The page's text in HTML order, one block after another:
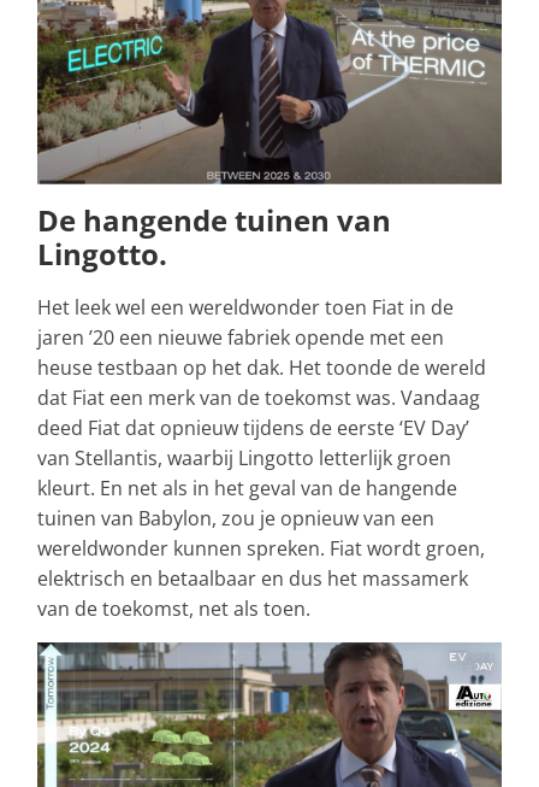
De hangende tuinen van
Lingotto.
Het leek wel een wereldwonder toen Fiat in de
jaren ’20 een nieuwe fabriek opende met een
heuse testbaan op het dak. Het toonde de wereld
dat Fiat een merk van de toekomst was. Vandaag
deed Fiat dat opnieuw tijdens de eerste ‘EV Day’
van Stellantis, waarbij Lingotto letterlijk groen
kleurt. En net als in het geval van de hangende
tuinen van Babylon, zou je opnieuw van een
wereldwonder kunnen spreken. Fiat wordt groen,
elektrisch en betaalbaar en dus het massamerk
van de toekomst, net als toen.